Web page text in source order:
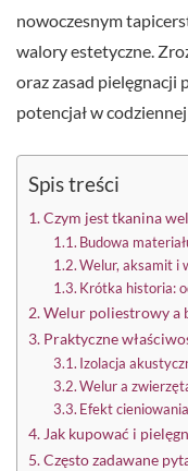
nowoczesnym
walory estetyczne.
oraz zasad pielęgnacji
potencjał w
Spis treści
Czym jest tkanina
Budowa
Welur, aksamit i
Krótka historia:
Welur poliestrowy a
Praktyczne
Izolacja
Welur a
Efekt
Jak kupować i
Często zadawane